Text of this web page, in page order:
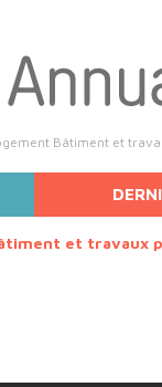
Bâtiment et
et travaux